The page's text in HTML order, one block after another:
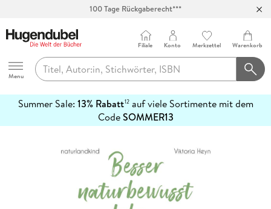
100 Tage Rückgaberecht***
Hugendubel
Menu
Filiale Konto Merkzettel Warenkorb
Summer Sale: 13% Rabatt12auf viele Sortimente mit dem
CodeSOMMER13
erfahren